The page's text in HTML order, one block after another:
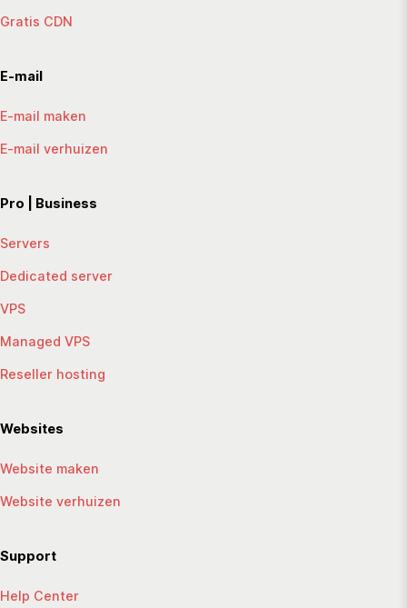
Gratis CDN
E-mail
E-mail maken
E-mail verhuizen
Pro | Business
Servers
Dedicated server
VPS
Managed VPS
Reseller hosting
Websites
Website maken
Website verhuizen
Support
Help Center